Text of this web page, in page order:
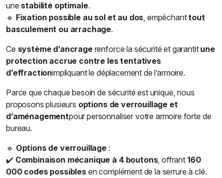
une stabilité optimale.
🔹 Fixation possible au sol et au dos, empêchanttout
basculement ou arrachage.
Ce système d’ancragerenforce la sécurité et garantit une
protection accrue contre les tentatives
d’effractionimpliquant le déplacement de l’armoire.
Parce que chaque besoin de sécurité est unique, nous
proposons plusieurs options de verrouillage et
d’aménagementpour personnaliser votre armoire forte de
bureau.
🔹 Options de verrouillage :
✔️ Combinaison mécanique à 4 boutons, offrant 160
000 codes possiblesen complément de la serrure à clé.